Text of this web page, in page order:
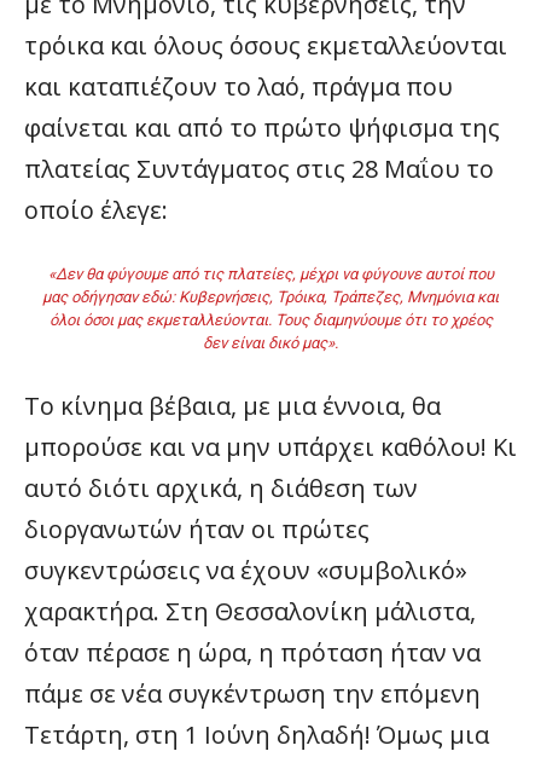
τρόικα και όλους όσους εκμεταλλεύονται
και καταπιέζουν το λαό, πράγμα που
φαίνεται και από το πρώτο ψήφισμα της
πλατείας Συντάγματος στις 28 Μαΐου το
οποίο έλεγε:
«Δεν θα φύγουμε από τις πλατείες, μέχρι να φύγουνε αυτοί που
μας οδήγησαν εδώ: Κυβερνήσεις, Τρόικα, Τράπεζες, Μνημόνια και
όλοι όσοι μας εκμεταλλεύονται. Τους διαμηνύουμε ότι το χρέος
δεν είναι δικό μας».
Το κίνημα βέβαια, με μια έννοια, θα
μπορούσε και να μην υπάρχει καθόλου! Κι
αυτό διότι αρχικά, η διάθεση των
διοργανωτών ήταν οι πρώτες
συγκεντρώσεις να έχουν «συμβολικό»
χαρακτήρα. Στη Θεσσαλονίκη μάλιστα,
όταν πέρασε η ώρα, η πρόταση ήταν να
πάμε σε νέα συγκέντρωση την επόμενη
Τετάρτη, στη 1 Ιούνη δηλαδή! Όμως μια